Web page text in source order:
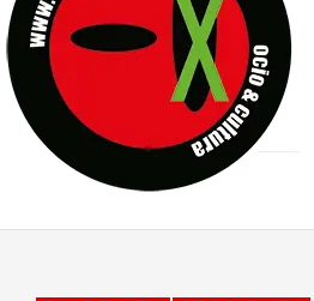
MILITARES
D’BALDOMEROS
MARSHALL FLASH PRESENTA
JOFRE BARDAGÍ EN EXVITA